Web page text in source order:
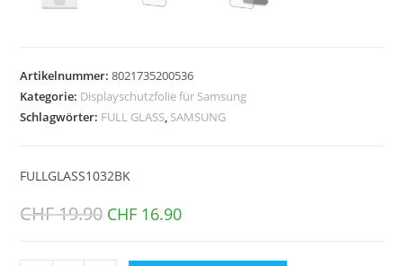
Artikelnummer:8021735200536
Kategorie: Displayschutzfolie für Samsung
Schlagwörter: FULL GLASS, SAMSUNG
FULLGLASS1032BK
CHF19.90 Ursprünglicher
Preis
CHF 16.90Aktueller
Preis